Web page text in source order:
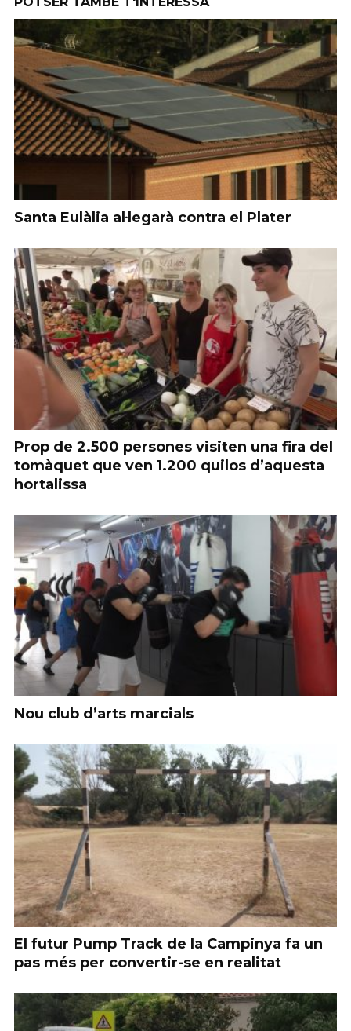
Santa Eulàlia al·legarà contra el Plater
Prop de 2.500 persones visiten una fira del
tomàquet que ven 1.200 quilos d’aquesta
hortalissa
Nou club d’arts marcials
El futur Pump Track de la Campinya fa un
pas més per convertir-se en realitat